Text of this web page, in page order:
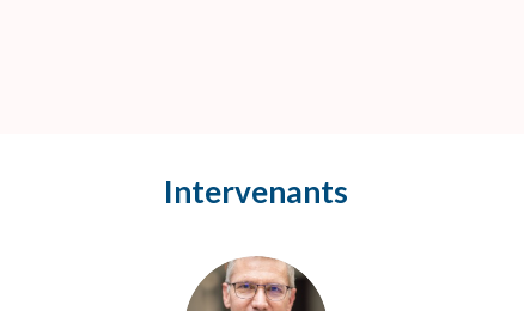
Intervenants